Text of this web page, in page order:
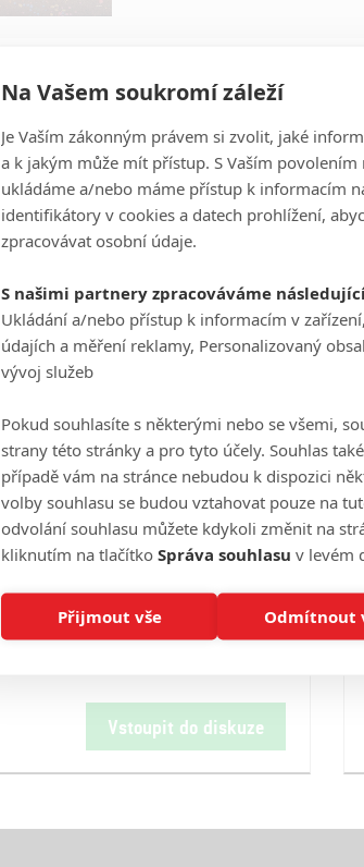
Vstoupit do diskuze
Na Vašem soukromí záleží
Je Vaším zákonným právem si zvolit, jaké
a k jakým může mít přístup. S Vaším povolením
ukládáme a/nebo máme přístup k informacím
identifikátory v cookies a datech prohlížení,
zpracovávat osobní údaje.
S našimi partnery zpracováváme
Ukládání a/nebo přístup k informacím v
údajích a měření reklamy, Personalizovaný
vývoj služeb
Pokud souhlasíte s některými nebo se všemi,
strany této stránky a pro tyto účely. Souhlas
případě vám na stránce nebudou k dispozici
volby souhlasu se budou vztahovat pouze na
odvolání souhlasu můžete kdykoli změnit na
kliknutím na tlačítko Správa souhlasu v levém
Přijmout vše Odmítnout